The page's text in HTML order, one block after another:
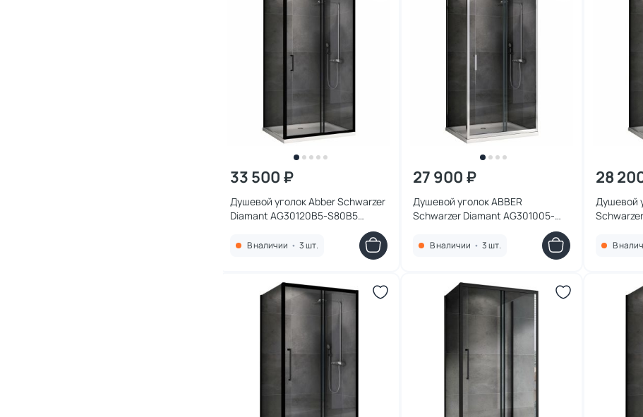
33 500 ₽
Душевой уголок Abber Schwarzer
Diamant AG30120B5-S80B5
стекло прозрачное
В наличии • 3 шт.
27 900 ₽
Душевой уголок ABBER
Schwarzer Diamant AG301005-
S605, 100x60 см, профиль хром,
стекло прозрачное
В наличии • 3 шт.
28
Душевой
черный,
В